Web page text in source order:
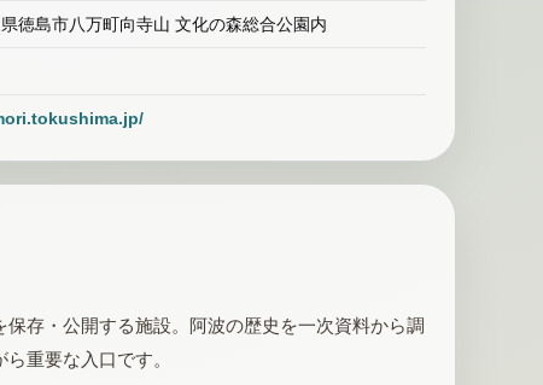
徳島市八万町向寺山 文化の森総合公園内
存・公開する施設。阿波の歴史を一次資料から調
重要な入口です。